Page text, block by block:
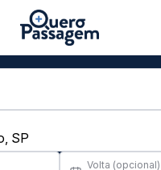
Volta (opcional)